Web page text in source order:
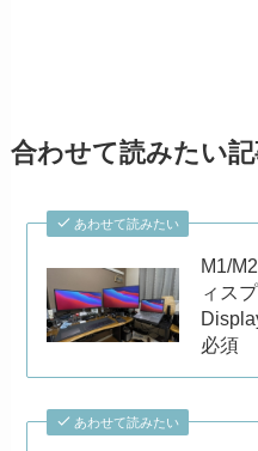
合わせて読みたい
あわせて読みたい
M1/
ィス
必須
あわせて読みたい